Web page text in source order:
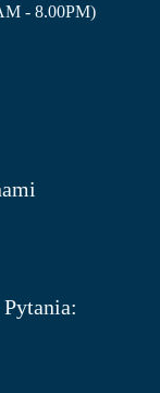
- 8.00PM)